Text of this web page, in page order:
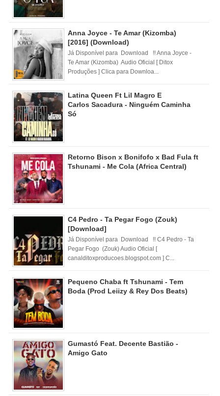
Anna Joyce - Te Amar (Kizomba)
[2016] (Download)
Já Disponível para Download !! Anna Joyce -
Te Amar (Kizomba) Audio Oficial [ Ditox
Produções ] Clica para Downloa...
Latina Queen Ft Lil Magro E
Carlos Sacadura - Ninguém Caminha
Só
Retorno Bison x Bonifofo x Bad Fula ft
Tshunami - Me Cola (Africa Central)
C4 Pedro - Ta Pegar Fogo (Zouk)
[Download]
Já Disponível para Download !! C4 Pedro - Ta
Pegar Fogo (Zouk) Audio Oficial [
canalditoxproducoes.blogspot.com ] C...
Pequeno Chaba ft Tshunami - Tem
Boda (Prod Leiizy & Rey Dos Beats)
Gumastó Feat. Decente Bastião -
Amigo Gato